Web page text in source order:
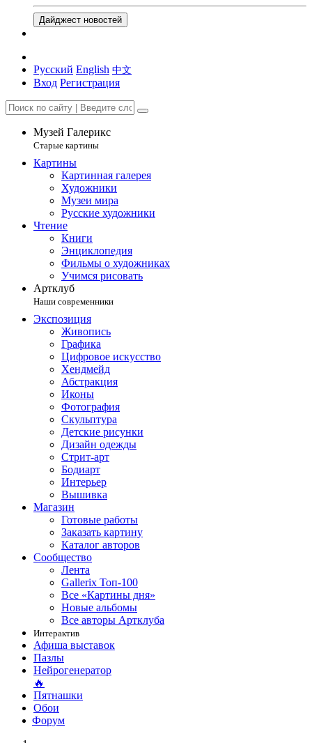
Дайджест новостей
Русский English 中文
Вход Регистрация
Музей Галерикс
Старые картины
Картины
Картинная галерея
Художники
Музеи мира
Русские художники
Чтение
Книги
Энциклопедия
Фильмы о художниках
Учимся рисовать
Артклуб
Наши современники
Экспозиция
Живопись
Графика
Цифровое искусство
Хендмейд
Абстракция
Иконы
Фотография
Скульптура
Детские рисунки
Дизайн одежды
Стрит-арт
Бодиарт
Интерьер
Вышивка
Магазин
Готовые работы
Заказать картину
Каталог авторов
Сообщество
Лента
Gallerix Топ-100
Все «Картины дня»
Новые альбомы
Все авторы Артклуба
Интерактив
Афиша выставок
Пазлы
Нейрогенератор
🔥
Пятнашки
Обои
Форум